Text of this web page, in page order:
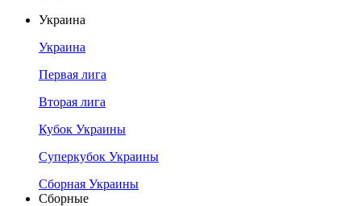
Украина
Украина
Первая лига
Вторая лига
Кубок Украины
Суперкубок Украины
Сборная Украины
Сборные